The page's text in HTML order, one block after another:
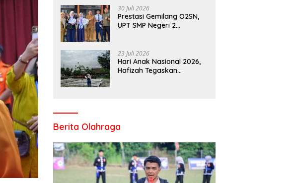
30 Juli 2026
Prestasi Gemilang O2SN,
UPT SMP Negeri 2
di Tingkat Provins
23 Juli 2026
Hari Anak Nasional 2026,
Hafizah Tegaskan
Berita Olahraga